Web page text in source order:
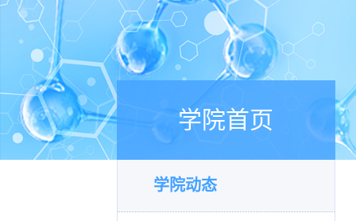
学院首页
学院动态